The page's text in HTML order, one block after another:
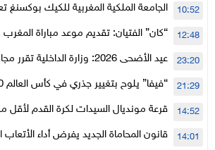
الجامعة الملكية المغربية للكيك بوكسنغ
الأعلى للحسابات
10:52
“كان” الفتيان: تقديم موعد مباراة 12:48
عيد الأضحى 2026: وزارة
لتنظيمها
23:20
“فيفا” يلوح بتغيير جذري في كأس العالم 2030 21:29
المستوى الأول
14:52
قانون المحاماة الجديد يفرض أداء الأتعاب التي تفوق 10 14:01